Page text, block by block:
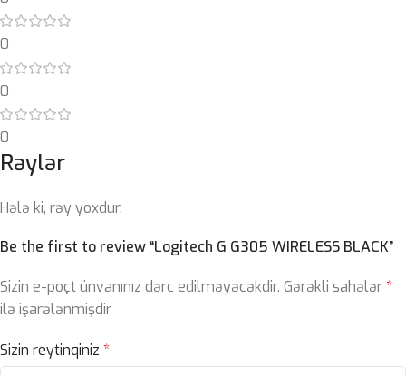
0
0
0
Rəylər
Hələ ki, rəy yoxdur.
Be the first to review “Logitech G G305 WIRELESS BLACK”
Sizin e-poçt ünvanınız dərc edilməyəcəkdir. Gərəkli sahələr*
ilə işarələnmişdir
Sizin reytinqiniz *